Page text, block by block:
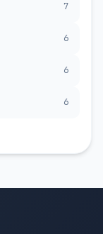
7
6
6
6